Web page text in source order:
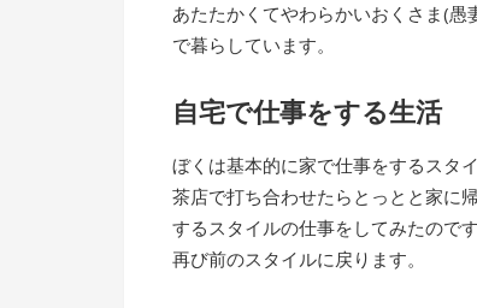
あたたかくてやわらかいおくさま(
で暮らしています。
自宅で仕事をする生活
ぼくは基本的に家で仕事をするスタ
茶店で打ち合わせたらとっとと家に
するスタイルの仕事をしてみたので
再び前のスタイルに戻ります。